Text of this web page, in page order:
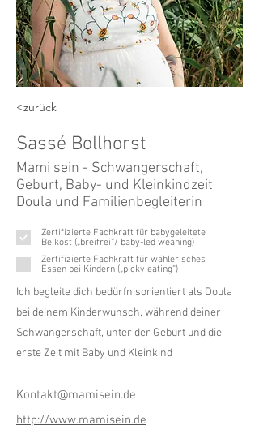
<zurück
Sassé Bollhorst
Mami sein - Schwangerschaft,
Geburt, Baby- und Kleinkindzeit
Doula und Familienbegleiterin
Zertifizierte Fachkraft für babygeleitete
Beikost („breifrei“/ baby-led weaning)
Zertifizierte Fachkraft für wählerisches
Essen bei Kindern („picky eating“)
Ich begleite dich bedürfnisorientiert als Doula
bei deinem Kinderwunsch, während deiner
Schwangerschaft, unter der Geburt und die
erste Zeit mit Baby und Kleinkind
Kontakt@mamisein.de
http://www.mamisein.de